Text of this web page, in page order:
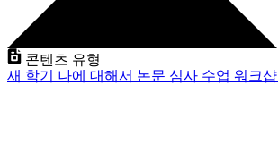
콘텐츠 유형
새 학기 나에 대해서 논문 심사 수업 워크샵